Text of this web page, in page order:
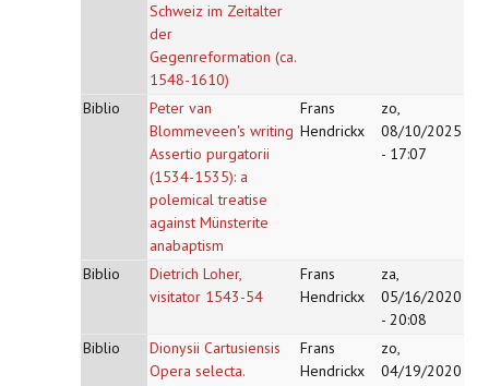
Schweiz im Zeitalter
der
Gegenreformation (ca.
1548-1610)
Biblio
Peter van
Blommeveen's writing
Assertio purgatorii
(1534-1535): a
polemical treatise
against Münsterite
anabaptism
Frans
Hendrickx
zo,
08/10/2025
- 17:07
Biblio
Dietrich Loher,
visitator 1543-54
Frans
Hendrickx
za,
05/16/2020
- 20:08
Biblio
Dionysii Cartusiensis
Opera selecta.
Frans
Hendrickx
zo,
04/19/2020